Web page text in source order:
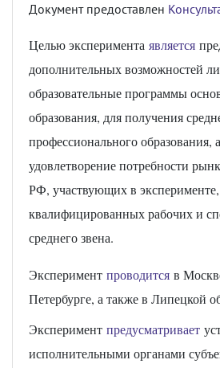
Документ предоставлен
Целью эксперимента является
дополнительных возможностей
образовательные программы
образования, для получения
профессионального образования,
удовлетворение потребности
РФ, участвующих в
квалифицированных рабочих и
среднего звена.
Эксперимент проводится в
Петербурге, а также в Липецкой
Эксперимент предусматривает
исполнительными органами